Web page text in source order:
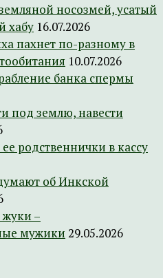
носозмей, усатый
хабу 16.07.2026
пахнет по-разному в
10.07.2026
банка спермы
под землю, навести
родственнички в кассу
об Инкской
–
мужики 29.05.2026